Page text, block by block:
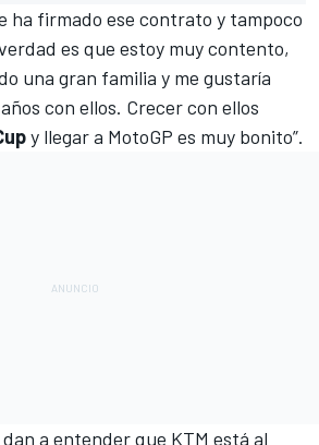
ha firmado ese contrato y tampoco
es que estoy muy contento,
una gran familia y me gustaría
con ellos. Crecer con ellos
y llegar a MotoGP es muy bonito”.
a entender que KTM está al